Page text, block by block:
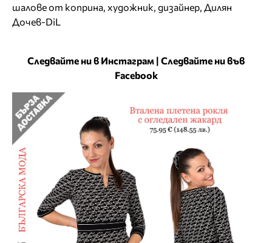
шалове от коприна художник дизайнер Дилян
Дочев-DiL
Следвайте ни в Инстаграм | Следвайте ни във
Facebook